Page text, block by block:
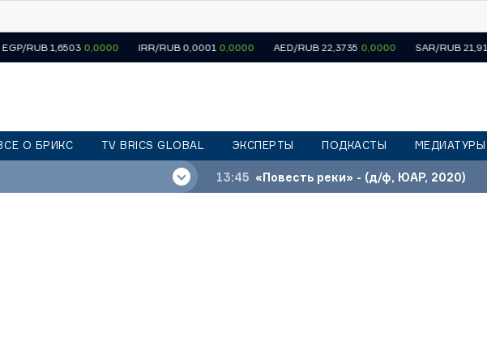
0,0000 IRR/RUB 0,0001 0,0000 AED/RUB 22,3735 0,0000 SAR/RUB 21,9111 0,0000
О БРИКС TV BRICS GLOBAL ЭКСПЕРТЫ ПОДКАСТЫ МЕДИАТУРЫ
13:45 «Повесть реки» - (д/ф, ЮАР, 2020)